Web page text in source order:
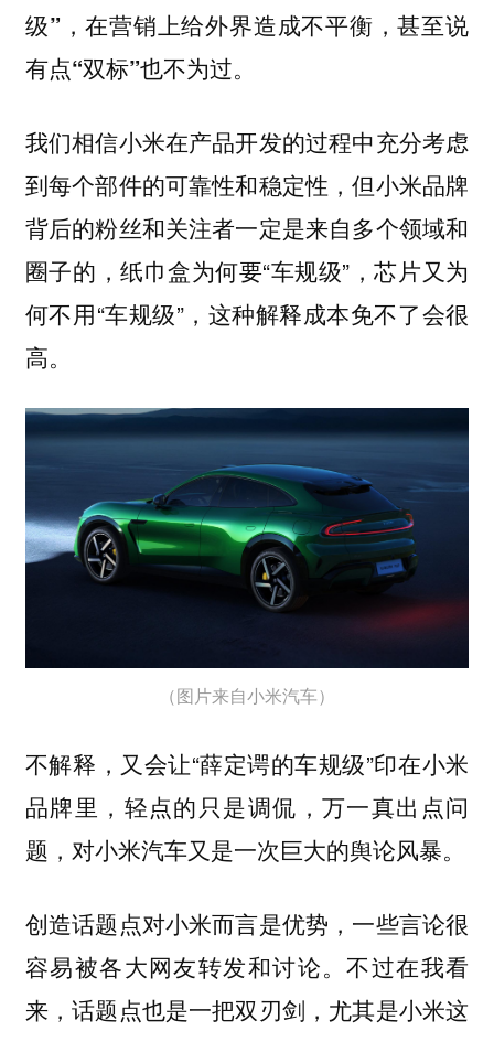
级”，在营销上给外界造成不平衡，甚至说
有点“双标”也不为过。
我们相信小米在产品开发的过程中充分考虑
到每个部件的可靠性和稳定性，但小米品牌
背后的粉丝和关注者一定是来自多个领域和
圈子的，纸巾盒为何要“车规级”，芯片又为
何不用“车规级”，这种解释成本免不了会很
高。
（图片来自小米汽车）
不解释，又会让“薛定谔的车规级”印在小米
品牌里，轻点的只是调侃，万一真出点问
题，对小米汽车又是一次巨大的舆论风暴。
创造话题点对小米而言是优势，一些言论很
容易被各大网友转发和讨论。不过在我看
来，话题点也是一把双刃剑，尤其是小米这